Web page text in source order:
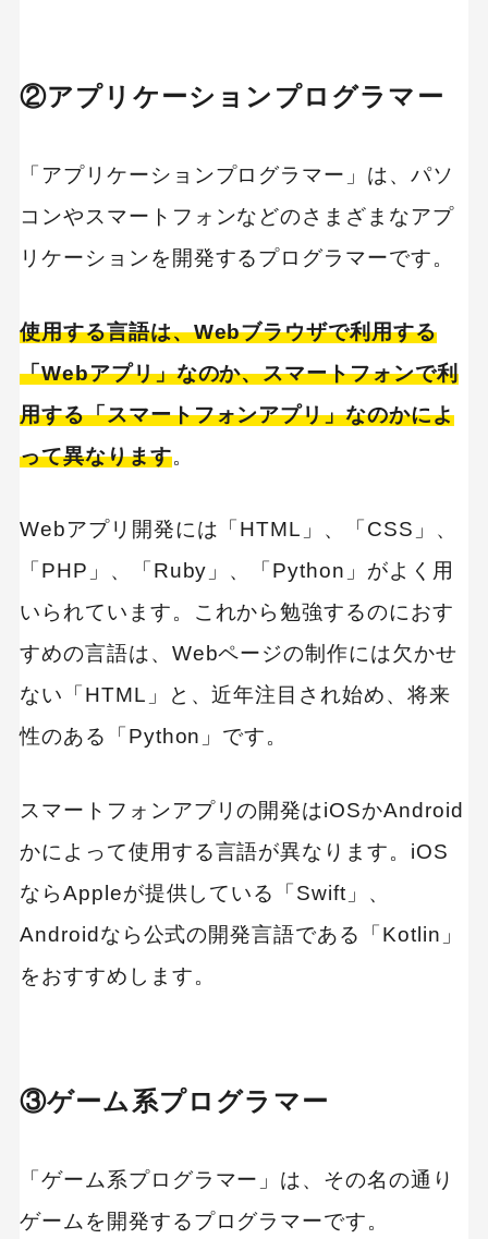
②アプリケーションプログラマー
「アプリケーションプログラマー」は、パソ
コンやスマートフォンなどのさまざまなアプ
リケーションを開発するプログラマーです。
使用する言語は、Webブラウザで利用する
「Webアプリ」なのか、スマートフォンで利
用する「スマートフォンアプリ」なのかによ
って異なります。
Webアプリ開発には「HTML」、「CSS」、
「PHP」、「Ruby」、「Python」がよく用
いられています。これから勉強するのにおす
すめの言語は、Webページの制作には欠かせ
ない「HTML」と、近年注目され始め、将来
性のある「Python」です。
スマートフォンアプリの開発はiOSかAndroid
かによって使用する言語が異なります。iOS
ならAppleが提供している「Swift」、
Androidなら公式の開発言語である「Kotlin」
をおすすめします。
③ゲーム系プログラマー
「ゲーム系プログラマー」は、その名の通り
ゲームを開発するプログラマーです。